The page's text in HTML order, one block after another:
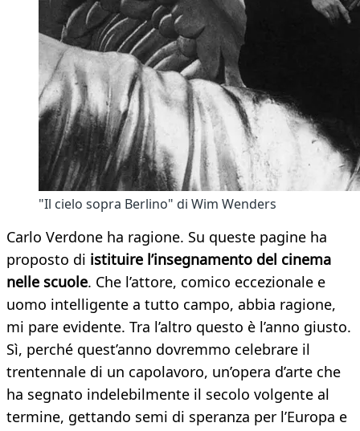
"Il cielo sopra Berlino" di Wim Wenders
Carlo Verdone ha ragione. Su queste pagine ha
proposto di istituire l’insegnamento del cinema
nelle scuole. Che l’attore, comico eccezionale e
uomo intelligente a tutto campo, abbia ragione,
mi pare evidente. Tra l’altro questo è l’anno giusto.
Sì, perché quest’anno dovremmo celebrare il
trentennale di un capolavoro, un’opera d’arte che
ha segnato indelebilmente il secolo volgente al
termine, gettando semi di speranza per l’Europa e